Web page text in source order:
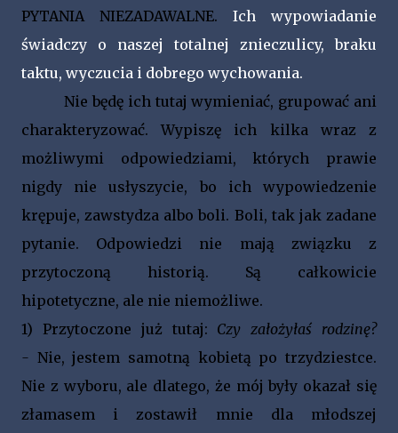
PYTANIA NIEZADAWALNE. Ich wypowiadanie
świadczy o naszej totalnej znieczulicy, braku
taktu, wyczucia i dobrego wychowania.
Nie będę ich tutaj wymieniać, grupować ani
charakteryzować. Wypiszę ich kilka wraz z
możliwymi odpowiedziami, których prawie
nigdy nie usłyszycie, bo ich wypowiedzenie
krępuje, zawstydza albo boli. Boli, tak jak zadane
pytanie. Odpowiedzi nie mają związku z
przytoczoną historią. Są całkowicie
hipotetyczne, ale nie niemożliwe.
1) Przytoczone już tutaj: Czy założyłaś rodzinę?
- Nie, jestem samotną kobietą po trzydziestce.
Nie z wyboru, ale dlatego, że mój były okazał się
złamasem i zostawił mnie dla młodszej